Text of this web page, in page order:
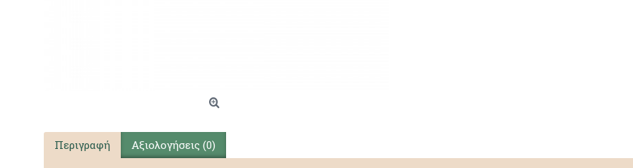
Περιγραφή Αξιολογήσεις (0)